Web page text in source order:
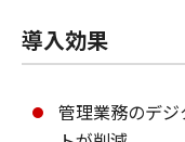
導入効果
管理業務のデ